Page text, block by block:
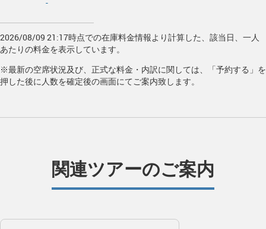
-
2026/08/09 21:17時点での在庫料金情報より計算した、該当日、一人
あたりの料金を表示しています。
※最新の空席状況及び、正式な料金・内訳に関しては、「予約する」を
押した後に人数を確定後の画面にてご案内致します。
関連ツアーのご案内